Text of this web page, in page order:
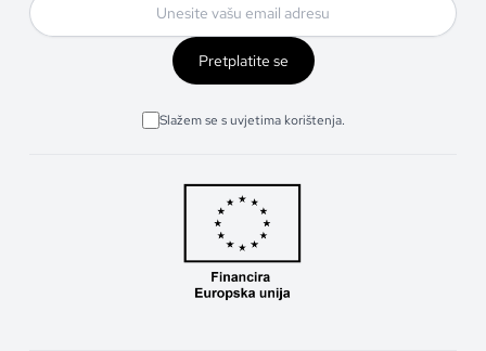
Pretplatite se
Slažem se s uvjetima korištenja.